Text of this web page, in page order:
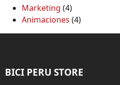
Marketing (4)
Animaciones (4)
BICI PERU STORE